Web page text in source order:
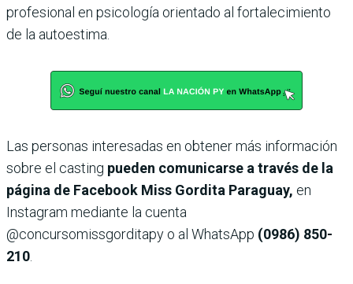
profesional en psicología orientado al fortalecimiento
de la autoestima.
Las personas interesadas en obtener más información
sobre el casting pueden comunicarse a través de la
página de Facebook Miss Gordita Paraguay, en
Instagram mediante la cuenta
@concursomissgorditapy o al WhatsApp (0986) 850-
210.